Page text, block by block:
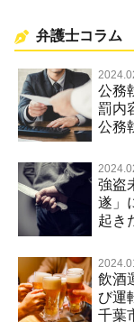
弁護士コラム
公務
罰内
公務
強盗
遂」
起き
飲酒
び運
千葉